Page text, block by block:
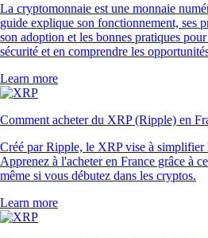
La cryptomonnaie est une monnaie
guide explique son fonctionnement, ses
son adoption et les bonnes pratiques
sécurité et en comprendre les
Learn more
Comment acheter du XRP (Ripple) en
Créé par Ripple, le XRP vise à simplifier
Apprenez à l'acheter en France grâce à
même si vous débutez dans les cryptos.
Learn more